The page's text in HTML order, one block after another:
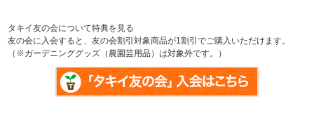
タキイ友の会について特典を見る
友の会に入会すると、友の会割引対象商品が1割引でご購入いただけます。
（※ガーデニンググッズ（農園芸用品）は対象外です。）